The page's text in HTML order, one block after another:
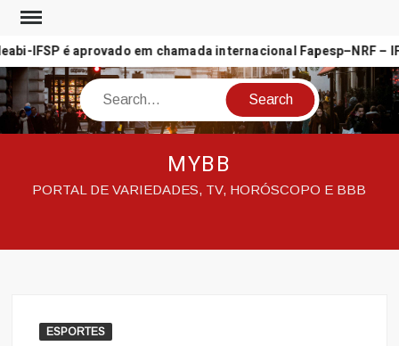
Skip
content
IFSP é aprovado em chamada internacional Fapesp–NRF –
Search
MYBB
PORTAL DE VARIEDADES, TV, HORÓSCOPO E BBB
ESPORTES